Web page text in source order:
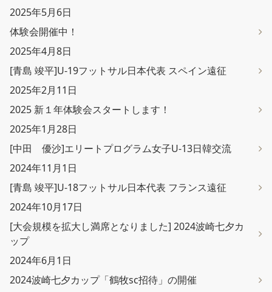
2025年5月6日
体験会開催中！
2025年4月8日
[青島 竣平]U-19フットサル日本代表 スペイン遠征
2025年2月11日
2025 新１年体験会スタートします！
2025年1月28日
[中田 優沙]エリートプログラム女子U-13日韓交流
2024年11月1日
[青島 竣平]U-18フットサル日本代表 フランス遠征
2024年10月17日
[大会規模を拡大し満席となりました] 2024波崎七夕カ
ップ
2024年6月1日
2024波崎七夕カップ「鶴牧sc招待」の開催